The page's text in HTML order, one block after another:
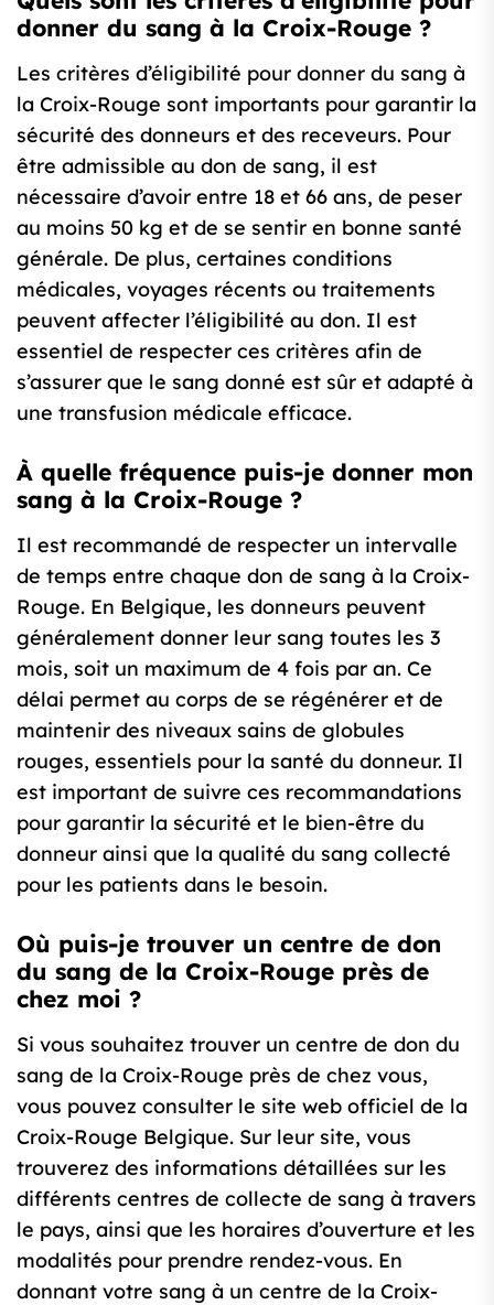
donner du sang à la Croix-Rouge ?
Les critères d’éligibilité pour donner du sang à
la Croix-Rouge sont importants pour garantir la
sécurité des donneurs et des receveurs. Pour
être admissible au don de sang, il est
nécessaire d’avoir entre 18 et 66 ans, de peser
au moins 50 kg et de se sentir en bonne santé
générale. De plus, certaines conditions
médicales, voyages récents ou traitements
peuvent affecter l’éligibilité au don. Il est
essentiel de respecter ces critères afin de
s’assurer que le sang donné est sûr et adapté à
une transfusion médicale efficace.
À quelle fréquence puis-je donner mon
sang à la Croix-Rouge ?
Il est recommandé de respecter un intervalle
de temps entre chaque don de sang à la Croix-
Rouge. En Belgique, les donneurs peuvent
généralement donner leur sang toutes les 3
mois, soit un maximum de 4 fois par an. Ce
délai permet au corps de se régénérer et de
maintenir des niveaux sains de globules
rouges, essentiels pour la santé du donneur. Il
est important de suivre ces recommandations
pour garantir la sécurité et le bien-être du
donneur ainsi que la qualité du sang collecté
pour les patients dans le besoin.
Où puis-je trouver un centre de don
du sang de la Croix-Rouge près de
chez moi ?
Si vous souhaitez trouver un centre de don du
sang de la Croix-Rouge près de chez vous,
vous pouvez consulter le site web officiel de la
Croix-Rouge Belgique. Sur leur site, vous
trouverez des informations détaillées sur les
différents centres de collecte de sang à travers
le pays, ainsi que les horaires d’ouverture et les
modalités pour prendre rendez-vous. En
donnant votre sang à un centre de la Croix-